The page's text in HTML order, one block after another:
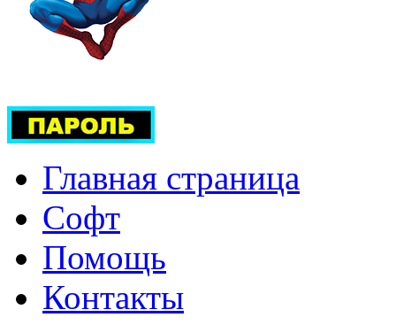
Главная страница
Софт
Помощь
Контакты